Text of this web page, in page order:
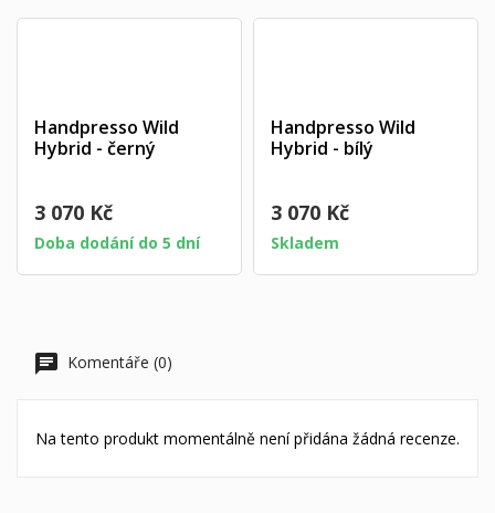
Handpresso Wild
Hybrid - černý
3 070 Kč
Doba dodání do 5 dní
Handpresso Wild
Hybrid - bílý
3 070 Kč
Skladem
Komentáře (0)
Na tento produkt momentálně není přidána žádná recenze.